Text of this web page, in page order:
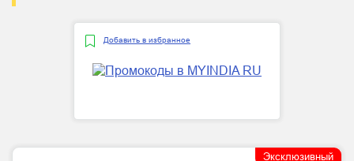
Добавить в избранное
Эксклюзивный